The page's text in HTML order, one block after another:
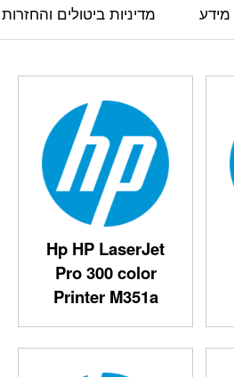
מידע מדיניות ביטולים והחזרות
Hp HP LaserJet
Pro 300 color
Printer M351a‎